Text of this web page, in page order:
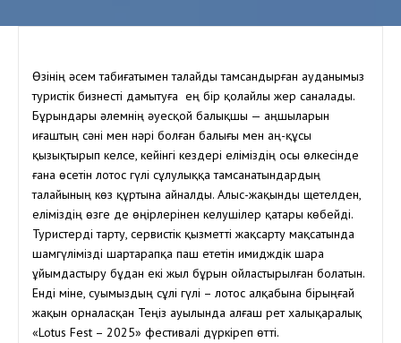
Өзінің әсем табиғатымен талайды тамсандырған ауданымыз
туристік бизнесті дамытуға ең бір қолайлы жер саналады.
Бұрындары әлемнің әуесқой балықшы — аңшыларын
Қиғаштың сәні мен нәрі болған балығы мен аң-құсы
қызықтырып келсе, кейінгі кездері еліміздің осы өлкесінде
ғана өсетін лотос гүлі сұлулыққа тамсанатындардың
талайының көз құртына айналды. Алыс-жақынды щетелден,
еліміздің өзге де өңірлерінен келушілер қатары көбейді.
Туристерді тарту, сервистік қызметті жақсарту мақсатында
шамгүлімізді шартарапқа паш ететін имидждік шара
ұйымдастыру бұдан екі жыл бұрын ойластырылған болатын.
Енді міне, суымыздың сұлі гүлі – лотос алқабына бірыңғай
жақын орналасқан Теңіз ауылында алғаш рет халықаралық
«Lotus Fest – 2025» фестивалі дүркіреп өтті.